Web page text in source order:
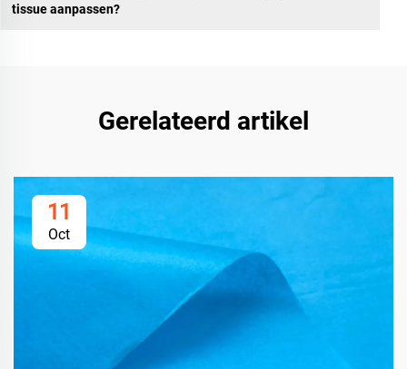
tissue aanpassen?
Gerelateerd artikel
11
Oct